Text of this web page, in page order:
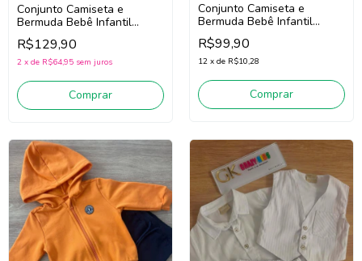
Conjunto Camiseta e
Bermuda Bebê Infantil
Menino Onda Marinha
1263031 (Branco/Marrom)
R$129,90
2 x de R$64,95 sem juros
Comprar
Conjunto Camiseta e
Bermuda Bebê Infantil
Menino Onda Marinha
1263029 (Branco/Marinho)
R$99,90
12 x de R$10,28
Comprar